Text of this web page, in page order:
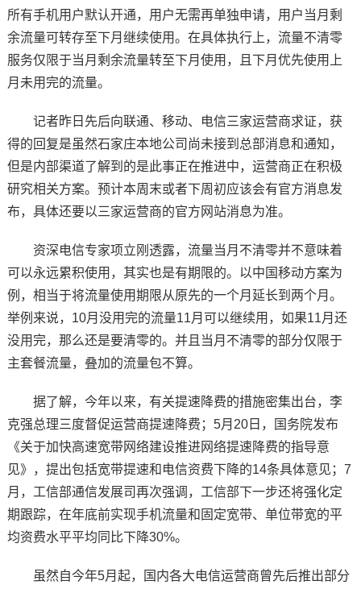
所有手机用户默认开通，用户无需再单独申请，用户当月剩
余流量可转存至下月继续使用。在具体执行上，流量不清零
服务仅限于当月剩余流量转至下月使用，且下月优先使用上
月未用完的流量。
记者昨日先后向联通、移动、电信三家运营商求证，获
得的回复是虽然石家庄本地公司尚未接到总部消息和通知，
但是内部渠道了解到的是此事正在推进中，运营商正在积极
研究相关方案。预计本周末或者下周初应该会有官方消息发
布，具体还要以三家运营商的官方网站消息为准。
资深电信专家项立刚透露，流量当月不清零并不意味着
可以永远累积使用，其实也是有期限的。以中国移动方案为
例，相当于将流量使用期限从原先的一个月延长到两个月。
举例来说，10月没用完的流量11月可以继续用，如果11月还
没用完，那么还是要清零的。并且当月不清零的部分仅限于
主套餐流量，叠加的流量包不算。
据了解，今年以来，有关提速降费的措施密集出台，李
克强总理三度督促运营商提速降费；5月20日，国务院发布
《关于加快高速宽带网络建设推进网络提速降费的指导意
见》，提出包括宽带提速和电信资费下降的14条具体意见；7
月，工信部通信发展司再次强调，工信部下一步还将强化定
期跟踪，在年底前实现手机流量和固定宽带、单位带宽的平
均资费水平平均同比下降30%。
虽然自今年5月起，国内各大电信运营商曾先后推出部分